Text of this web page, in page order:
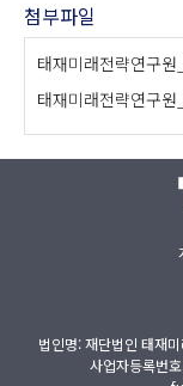
첨부파일
태재미래전략연구
태재미래전략연구
법인명: 재단법인 태재
사업자등록번